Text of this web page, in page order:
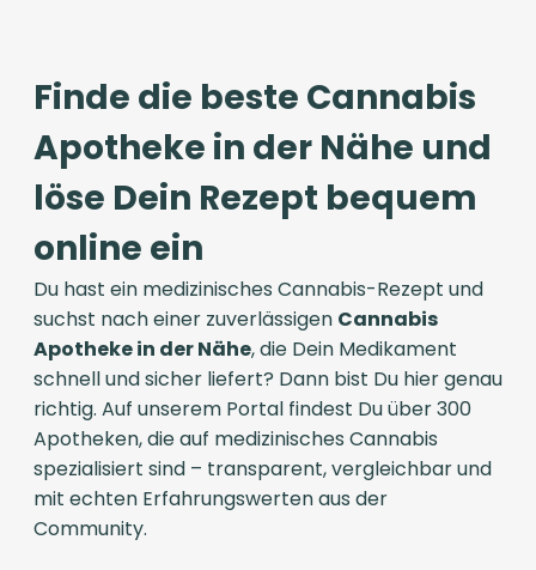
Finde die beste Cannabis
Apotheke in der Nähe und
löse Dein Rezept bequem
online ein
Du hast ein medizinisches Cannabis-Rezept und
suchst nach einer zuverlässigen Cannabis
Apotheke in der Nähe, die Dein Medikament
schnell und sicher liefert? Dann bist Du hier genau
richtig. Auf unserem Portal findest Du über 300
Apotheken, die auf medizinisches Cannabis
spezialisiert sind – transparent, vergleichbar und
mit echten Erfahrungswerten aus der
Community.